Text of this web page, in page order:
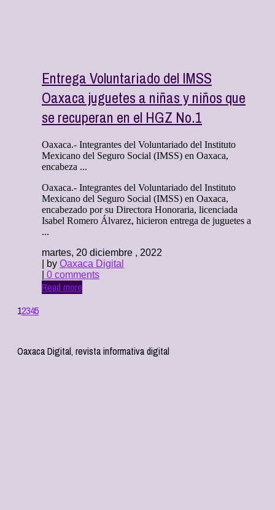
Entrega Voluntariado del IMSS
Oaxaca juguetes a niñas y niños que
se recuperan en el HGZ No.1
Oaxaca.- Integrantes del Voluntariado del Instituto
Mexicano del Seguro Social (IMSS) en Oaxaca,
encabeza ...
Oaxaca.- Integrantes del Voluntariado del Instituto
Mexicano del Seguro Social (IMSS) en Oaxaca,
encabezado por su Directora Honoraria, licenciada
Isabel Romero Álvarez, hicieron entrega de juguetes a
...
martes, 20 diciembre , 2022
| by Oaxaca Digital
0 comments
Read more
12345
Oaxaca Digital, revista informativa digital